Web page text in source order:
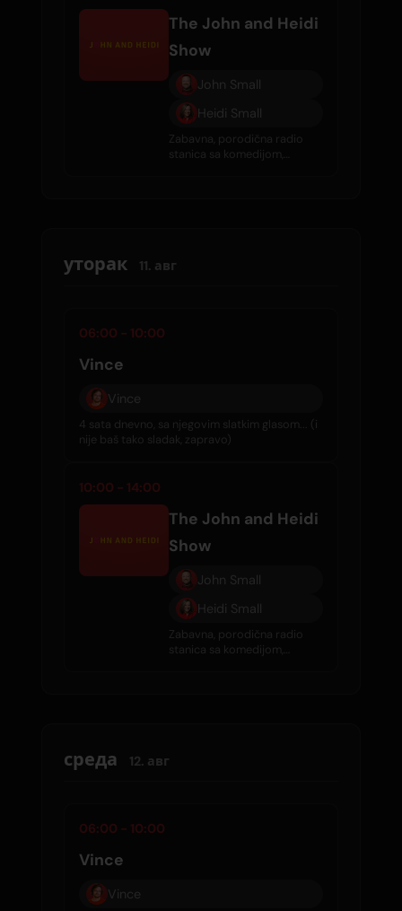
The John and Heidi
Show
John Small
Heidi Small
Zabavna, porodična radio
stanica sa komedijom,
уторак 11. авг
06:00 - 10:00
Vince
Vince
4 sata dnevno, sa njegovim slatkim glasom... (i
nije baš tako sladak, zapravo)
10:00 - 14:00
The John and Heidi
Show
John Small
Heidi Small
Zabavna, porodična radio
stanica sa komedijom,
среда 12. авг
06:00 - 10:00
Vince
Vince